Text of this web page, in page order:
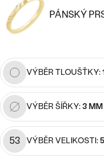
PLATINA
STŘÍBRO
DLE STYLU
SYMBOLICKÉ
PODLE
PODLE BARVY
Napište iniciály/text
/ 15 ZNAKŮ
PÁNSKÝ
VÝBĚR TLOUŠŤKY:
VÝBĚR ŠÍŘKY:3 MM
53 VÝBĚR VELIKOSTI: